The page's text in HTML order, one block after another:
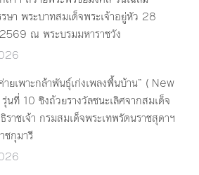
ษา พระบาทสมเด็จพระเจ้าอยู่หัว 28
ณ พระบรมมหาราชวัง
ายเพาะกล้าพันธุ์เก่งเพลงพื้นบ้าน” ( New
นที่ 10 ชิงถ้วยรางวัลชนะเลิศจากสมเด็จ
ราชเจ้า กรมสมเด็จพระเทพรัตนราชสุดาฯ
ชกุมารี